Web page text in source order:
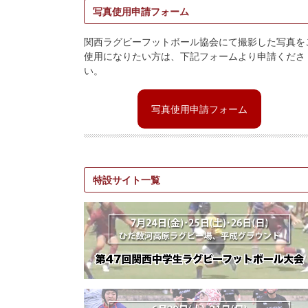
写真使用申請フォーム
関西ラグビーフットボール協会にて撮影した写真を
使用になりたい方は、下記フォームより申請くださ
い。
写真使用申請フォーム
特設サイト一覧